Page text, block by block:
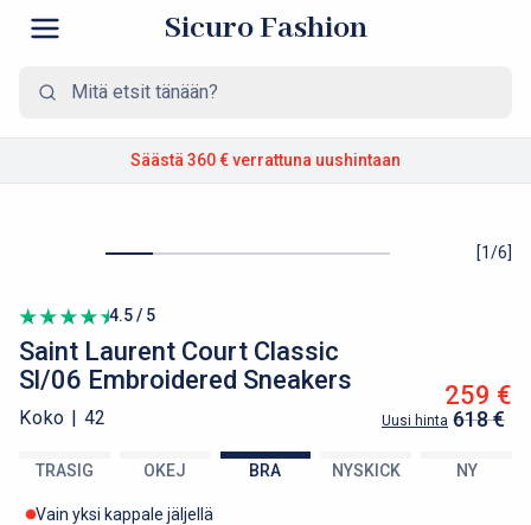
Sicuro Fashion
Säästä 360 €verrattuna uushintaan
[1/6]
4.5 / 5
Saint Laurent Court Classic
Sl/06 Embroidered Sneakers
Koko | 42
259 €
Uusi hinta 618 €
TRASIG OKEJ BRA NYSKICK NY
Vain yksi kappale jäljellä